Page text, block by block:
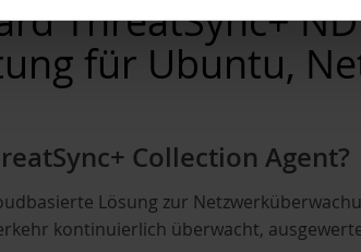
ThreatSync+
für Ubuntu,
Collection Agent?
Lösung zur
kontinuierlich überwacht,